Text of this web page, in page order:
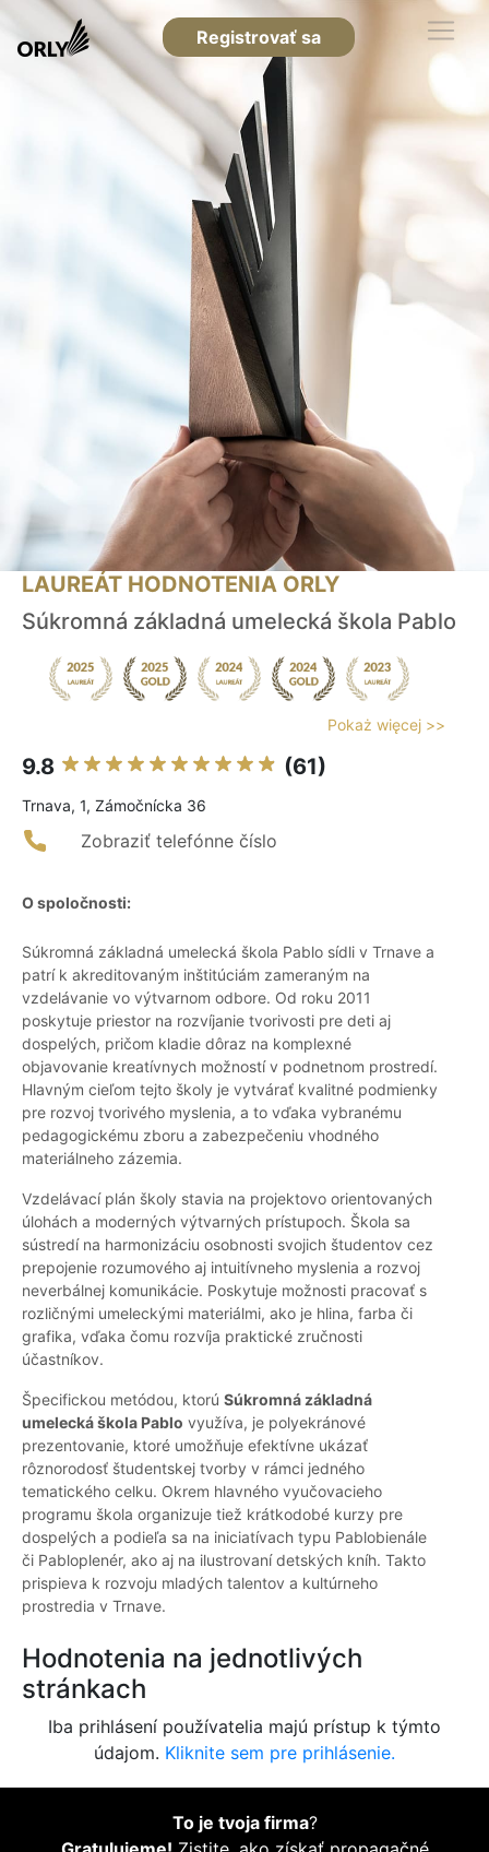
Registrovať sa
LAUREÁT HODNOTENIA ORLY
Súkromná základná umelecká škola Pablo
Pokaż więcej >>
9.8 (61)
Trnava, 1, Zámočnícka 36
Zobraziť telefónne číslo
O spoločnosti:
Súkromná základná umelecká škola Pablo sídli v Trnave a
patrí k akreditovaným inštitúciám zameraným na
vzdelávanie vo výtvarnom odbore. Od roku 2011
poskytuje priestor na rozvíjanie tvorivosti pre deti aj
dospelých, pričom kladie dôraz na komplexné
objavovanie kreatívnych možností v podnetnom prostredí.
Hlavným cieľom tejto školy je vytvárať kvalitné podmienky
pre rozvoj tvorivého myslenia, a to vďaka vybranému
pedagogickému zboru a zabezpečeniu vhodného
materiálneho zázemia.
Vzdelávací plán školy stavia na projektovo orientovaných
úlohách a moderných výtvarných prístupoch. Škola sa
sústredí na harmonizáciu osobnosti svojich študentov cez
prepojenie rozumového aj intuitívneho myslenia a rozvoj
neverbálnej komunikácie. Poskytuje možnosti pracovať s
rozličnými umeleckými materiálmi, ako je hlina, farba či
grafika, vďaka čomu rozvíja praktické zručnosti
účastníkov.
Špecifickou metódou, ktorú Súkromná základná
umelecká škola Pablo využíva, je polyekránové
prezentovanie, ktoré umožňuje efektívne ukázať
rôznorodosť študentskej tvorby v rámci jedného
tematického celku. Okrem hlavného vyučovacieho
programu škola organizuje tiež krátkodobé kurzy pre
dospelých a podieľa sa na iniciatívach typu Pablobienále
či Pabloplenér, ako aj na ilustrovaní detských kníh. Takto
prispieva k rozvoju mladých talentov a kultúrneho
prostredia v Trnave.
Hodnotenia na jednotlivých
stránkach
Iba prihlásení používatelia majú prístup k týmto
údajom. Kliknite sem pre prihlásenie.
To je tvoja firma?